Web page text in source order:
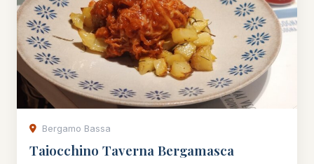
Bergamo Bassa
Taiocchino Taverna Bergamasca